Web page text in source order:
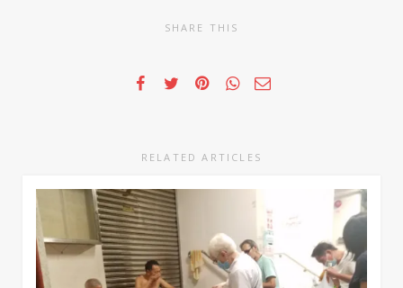
SHARE THIS
RELATED ARTICLES